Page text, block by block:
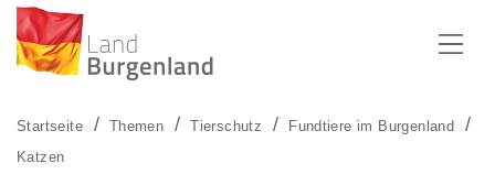
Startseite Themen Tierschutz
Fundtiere im Burgenland
Katzen